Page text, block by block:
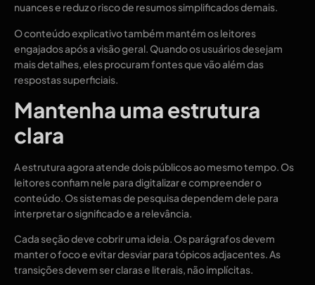
nuances e reduz o risco de resumos simplificados demais.
O conteúdo explicativo também mantém os leitores
engajados após a visão geral. Quando os usuários desejam
mais detalhes, eles procuram fontes que vão além das
respostas superficiais.
Mantenha uma estrutura
clara
A estrutura agora atende dois públicos ao mesmo tempo. Os
leitores confiam nele para digitalizar e compreender o
conteúdo. Os sistemas de pesquisa dependem dele para
interpretar o significado e a relevância.
Cada seção deve cobrir uma ideia. Os parágrafos devem
manter o foco e evitar desviar para tópicos adjacentes. As
transições devem ser claras e literais, não implícitas.